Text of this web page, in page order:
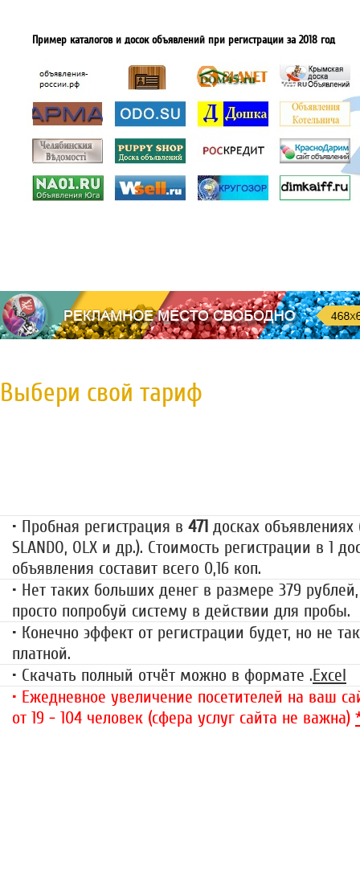
Пример каталогов и досок объявлений при регистрации за 2018 год
Выбери свой тариф
• Пробная регистрация в 471 досках объявлениях
SLANDO, OLX и др.). Стоимость регистрации в 1
объявления составит всего 0,16 коп.
• Нет таких больших денег в размере 379
просто попробуй систему в действии для пробы.
• Конечно эффект от регистрации будет, но не
платной.
• Скачать полный отчёт можно в формате .Excel
• Ежедневное увеличение посетителей на ваш
от 19 - 104 человек (сфера услуг сайта не важна)